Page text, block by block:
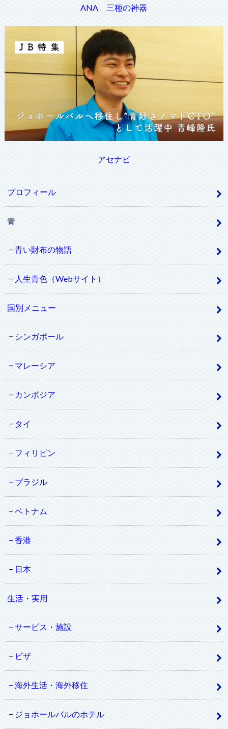
ANA 三種の神器
アセナビ
プロフィール
青
青い財布の物語
人生青色（Webサイト）
国別メニュー
シンガポール
マレーシア
カンボジア
タイ
フィリピン
ブラジル
ベトナム
香港
日本
生活・実用
サービス・施設
ビザ
海外生活・海外移住
ジョホールバルのホテル